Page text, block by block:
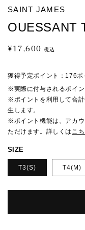
SAINT JAMES
OUESSANT
通
価
格
¥17,600 税込
獲得予定ポイント： 176ポ
※実際に付与されるポイン
※ポイントを利用して合
生します。
※ポイント機能は、アカ
ただけます。詳しくは こ
SIZE
T3(S) T4(M)